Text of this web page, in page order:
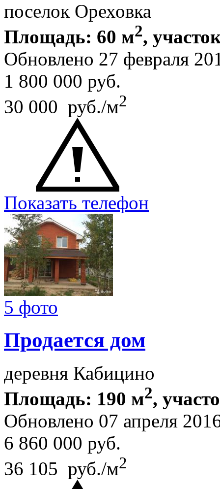
поселок Ореховка
Площадь: 60 м2,
Обновлено 27 февраля
1 800 000 руб.
30 000 руб./м2
Показать телефон
5 фото
Продается дом
деревня Кабицино
Площадь: 190 м2,
Обновлено 07 апреля
6 860 000 руб.
36 105 руб./м2